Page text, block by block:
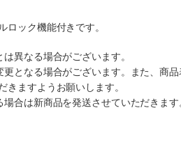
ロック機能付きです。
異なる場合がございます。
となる場合がございます。また、商
きますようお願いします。
合は新商品を発送させていただきます